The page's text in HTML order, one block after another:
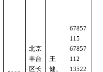
北京
丰台
区长
王
健、
67857
115
67857
112
13522